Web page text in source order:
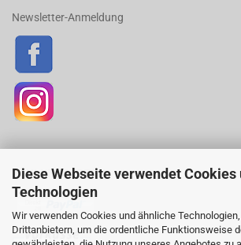
Diese Webseite verwendet Cookies
Technologien
Wir verwenden Cookies und ähnliche
Drittanbietern, um die ordentliche Funktionsweise
Newsletter-Anmeldung
ZAHLUNGSARTEN